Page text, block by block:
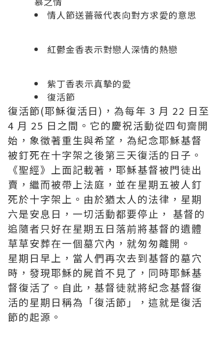
情人節送薔薇代表向對方求愛的意思
紅鬱金香表示對戀人深情的熱戀
紫丁香表示真摰的愛
復活節
復活節(耶穌復活日)，為每年 3 月 22 日至
4 月 25 日之間。它的慶祝活動從四旬齋開
始，象徵著重生與希望，為紀念耶穌基督
被釘死在十字架之後第三天復活的日子。
《聖經》上面記載著，耶穌基督被門徒出
賣，繼而被帶上法庭，並在星期五被人釘
死於十字架上。由於猶太人的法律，星期
六是安息日，一切活動都要停止， 基督的
追隨者只好在星期五日落前將基督的遺體
草草安葬在一個墓穴內，就匆匆離開。
星期日早上，當人們再次去到基督的墓穴
時，發現耶穌的屍首不見了，同時耶穌基
督復活了。自此，基督徒就將紀念基督復
活的星期日稱為「復活節」，這就是復活
節的起源。